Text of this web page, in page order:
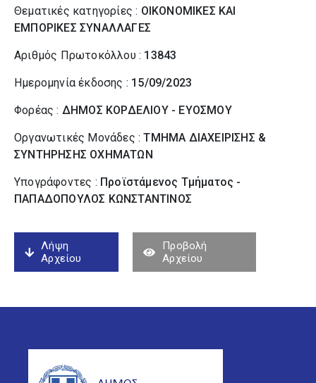
Θεματικές κατηγορίες : ΟΙΚΟΝΟΜΙΚΕΣ ΚΑΙ
ΕΜΠΟΡΙΚΕΣ ΣΥΝΑΛΛΑΓΕΣ
Αριθμός Πρωτοκόλλου : 13843
Ημερομηνία έκδοσης : 15/09/2023
Φορέας : ΔΗΜΟΣ ΚΟΡΔΕΛΙΟΥ - ΕΥΟΣΜΟΥ
Οργανωτικές Μονάδες :ΤΜΗΜΑ ΔΙΑΧΕΙΡΙΣΗΣ &
ΣΥΝΤΗΡΗΣΗΣ ΟΧΗΜΑΤΩΝ
Υπογράφοντες : Προϊστάμενος Τμήματος -
ΠΑΠΑΔΟΠΟΥΛΟΣ ΚΩΝΣΤΑΝΤΙΝΟΣ
Λήψη
Αρχείου
Προβολή
Αρχείου